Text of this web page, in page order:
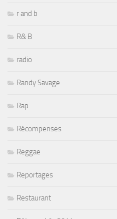
r and b
R& B
radio
Randy Savage
Rap
Récompenses
Reggae
Reportages
Restaurant